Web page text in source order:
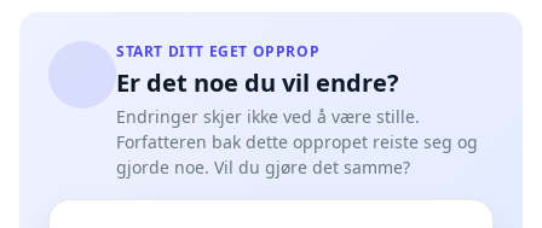
START DITT EGET OPPROP
Er det noe du vil endre?
Endringer skjer ikke ved å være stille.
Forfatteren bak dette oppropet reiste seg og
gjorde noe. Vil du gjøre det samme?